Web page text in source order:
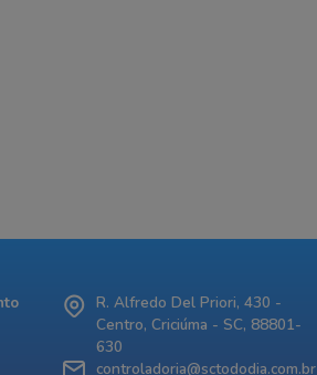
R. Alfredo Del Priori, 430 -
Centro, Criciúma - SC, 88801-
630
controladoria@sctododia.com.br